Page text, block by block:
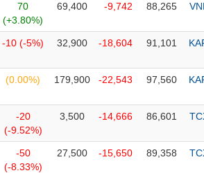
70
(+3.80%)
69,400 -9,742 88,265
-10 (-5%) 32,900 -18,604 91,101
(0.00%) 179,900 -22,543 97,560
-20
(-9.52%)
3,500 -14,666 86,601
-50
(-8.33%)
27,500 -15,650 89,358